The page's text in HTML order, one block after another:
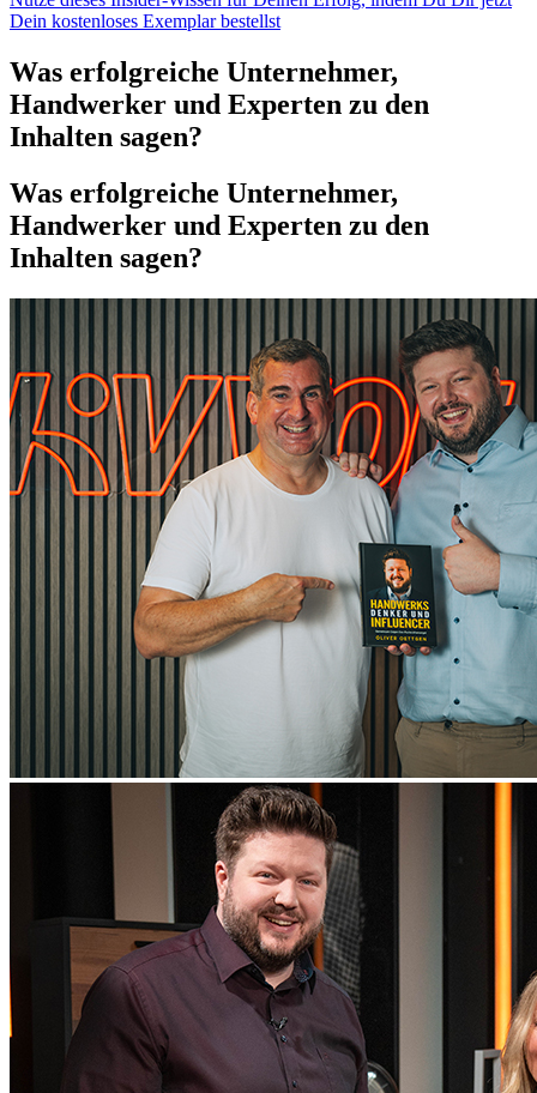
Dein kostenloses Exemplar bestellst
Was erfolgreiche Unternehmer,
Handwerker und Experten zu den
Inhalten sagen?
Was erfolgreiche Unternehmer,
Handwerker und Experten zu den
Inhalten sagen?